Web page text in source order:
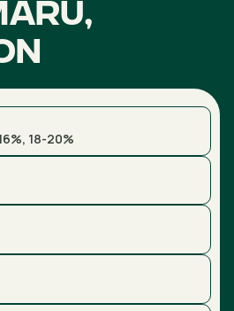
18-20%